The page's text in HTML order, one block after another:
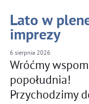
Lato w
imprezy
6 sierpnia 2026
Wróćmy
popołudnia!
Przychodzimy